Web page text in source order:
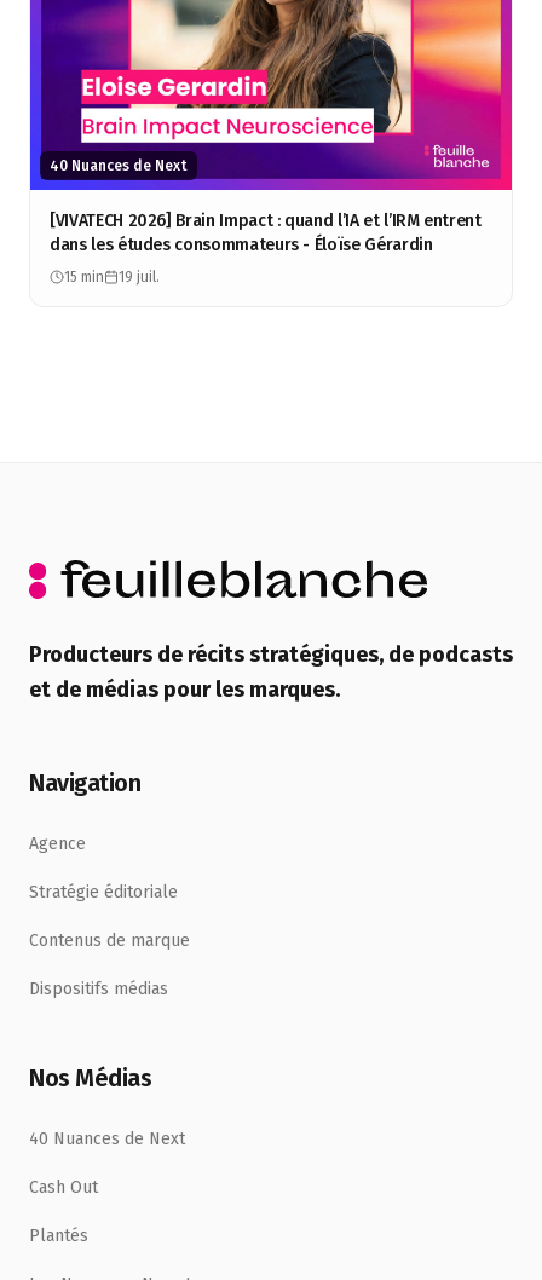
40 Nuances de Next
[VIVATECH 2026] Brain Impact : quand l’IA et l’IRM entrent
dans les études consommateurs - Éloïse Gérardin
15 min 19 juil.
Producteurs de récits stratégiques, de podcasts
et de médias pour les marques.
Navigation
Agence
Stratégie éditoriale
Contenus de marque
Dispositifs médias
Nos Médias
40 Nuances de Next
Cash Out
Plantés